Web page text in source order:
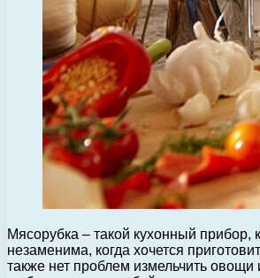
Мясорубка – такой кухонный прибор,
незаменима, когда хочется
также нет проблем измельчить